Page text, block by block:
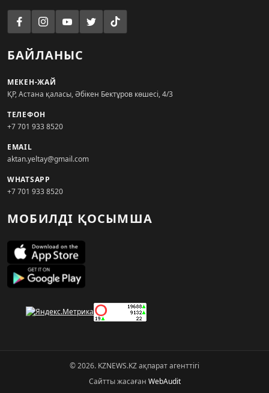
БАЙЛАНЫС
МЕКЕН-ЖАЙ
ҚР, Астана қаласы, Әбікен Бектұров көшесі, 4/3
ТЕЛЕФОН
+7 701 933 8520
EMAIL
aktan.yeltay@gmail.com
WHATSAPP
+7 701 933 8520
МОБИЛДІ ҚОСЫМША
© 2026. KZNEWS.KZ ақпарат агенттігі
Сайтты жасаған WebAudit